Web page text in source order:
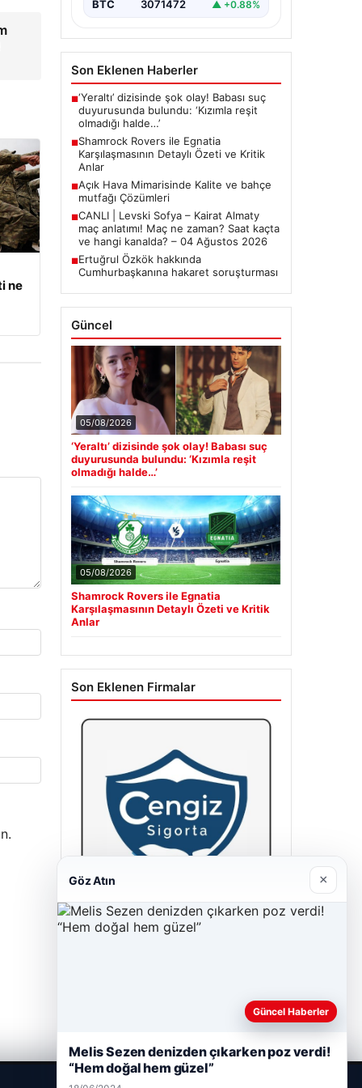
ne
BTC 3071472 ▲ +0.88%
Son Eklenen Haberler
■‘Yeraltı’ dizisinde şok olay! Babası suç
duyurusunda bulundu: ‘Kızımla reşit
olmadığı halde…’
■Shamrock Rovers ile Egnatia
Karşılaşmasının Detaylı Özeti ve Kritik
Anlar
■Açık Hava Mimarisinde Kalite ve bahçe
mutfağı Çözümleri
■CANLI | Levski Sofya – Kairat Almaty
maç anlatımı! Maç ne zaman? Saat kaçta
ve hangi kanalda? – 04 Ağustos 2026
■Ertuğrul Özkök hakkında
Cumhurbaşkanına hakaret soruşturması
Güncel
05/08/2026
‘Yeraltı’ dizisinde şok olay! Babası suç
duyurusunda bulundu: ‘Kızımla reşit
olmadığı halde…’
05/08/2026
Shamrock Rovers ile Egnatia
Karşılaşmasının Detaylı Özeti ve Kritik
Anlar
Son Eklenen Firmalar
Cengiz Sigorta
Göz Atın ×
Güncel Haberler
Melis Sezen denizden çıkarken poz verdi!
“Hem doğal hem güzel”